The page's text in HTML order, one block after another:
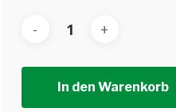
In den Warenkorb